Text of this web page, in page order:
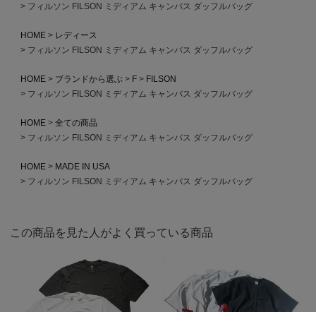
フィルソン FILSON ミディアム キャンバス ダッフルバッグ
HOME
レディース
フィルソン FILSON ミディアム キャンバス ダッフルバッグ
HOME ブランドから選ぶ F
FILSON
フィルソン FILSON ミディアム キャンバス ダッフルバッグ
HOME
全ての商品
フィルソン FILSON ミディアム キャンバス ダッフルバッグ
HOME
MADE IN USA
フィルソン FILSON ミディアム キャンバス ダッフルバッグ
この商品を見た人がよく買っている商品